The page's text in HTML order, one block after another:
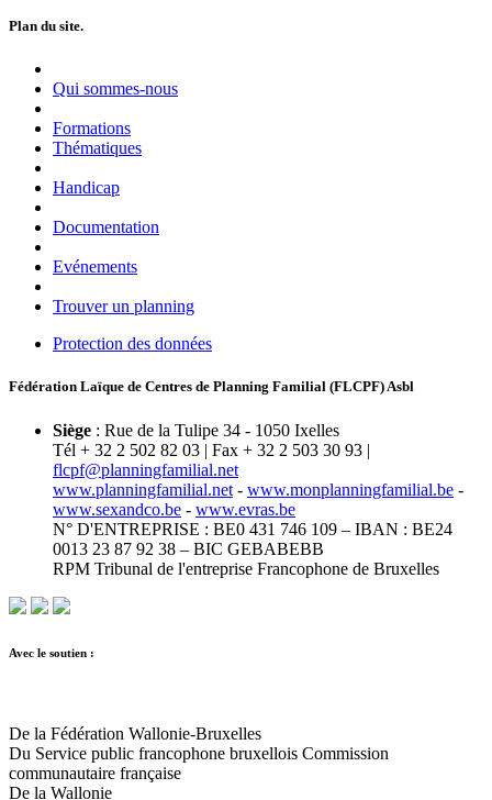
Plan du site.
Qui sommes-nous
Formations
Thématiques
Handicap
Documentation
Evénements
Trouver un planning
Protection des données
Fédération Laïque de Centres de Planning Familial (FLCPF) Asbl
Siège : Rue de la Tulipe 34 - 1050 Ixelles
Tél + 32 2 502 82 03 | Fax + 32 2 503 30 93 |
flcpf@planningfamilial.net
www.planningfamilial.net - www.monplanningfamilial.be -
www.sexandco.be - www.evras.be
N° D'ENTREPRISE : BE0 431 746 109 – IBAN : BE24
0013 23 87 92 38 – BIC GEBABEBB
RPM Tribunal de l'entreprise Francophone de Bruxelles
Avec le soutien :
De la Fédération Wallonie-Bruxelles
Du Service public francophone bruxellois Commission
communautaire française
De la Wallonie